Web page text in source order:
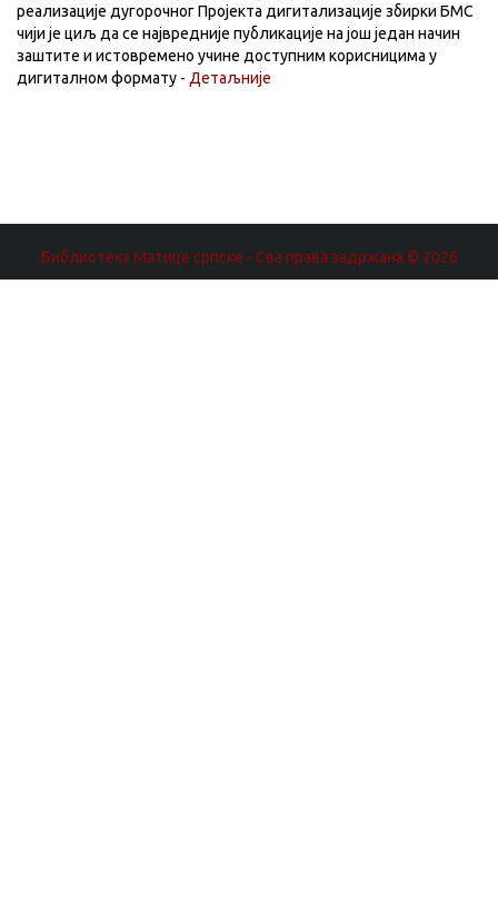
реализације дугорочног Пројекта дигитализације збирки БМС
чији је циљ да се највредније публикације на још један начин
заштите и истовремено учине доступним корисницима у
дигиталном формату - Детаљније
Библиотека Матице српске - Сва права задржана.© 2026